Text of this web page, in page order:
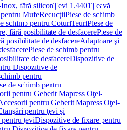
fără siliconŢevi 1.4401Ţeavă
pentru MufeReducţiiPiese de schimb
schimb pentru CoturiTeuriPiese de
fără posibilitate de desfacerePiese de
posibilitate de desfacereAdaptoare şi
Piese de schimb pentru
de desfacereDispozitive de
Dispozitive de
pentru
de schimb pentru
pentru Geberit Mapress Oţel-
pentru Geberit Mapress Oţel-
pentru ţevi şi
ţeviDispozitive de fixare pentru